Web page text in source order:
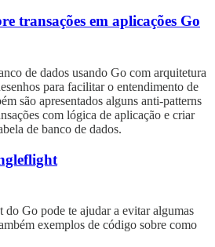
transações em aplicações Go
de dados usando Go com arquitetura
para facilitar o entendimento de
são apresentados alguns anti-patterns
com lógica de aplicação e criar
de banco de dados.
Go pode te ajudar a evitar algumas
exemplos de código sobre como